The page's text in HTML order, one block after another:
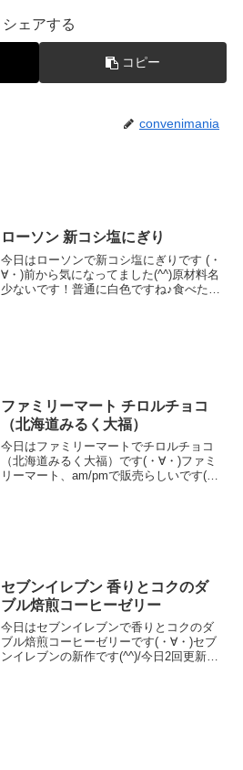
シェアする
コピー
convenimania
ローソン 新コシ塩にぎり
今日はローソンで新コシ塩にぎりです (・
∀・)前から気になってました(^^)原材料名
少ないです！普通に白色ですね♪食べた評
ファミリーマート チロルチョコ
（北海道みるく大福）
今日はファミリーマートでチロルチョコ
（北海道みるく大福）です(・∀・)ファミ
リーマート、am/pmで販売らしいです(^^)
セブンイレブン 香りとコクのダ
ブル焙煎コーヒーゼリー
今日はセブンイレブンで香りとコクのダ
ブル焙煎コーヒーゼリーです(・∀・)セブ
ンイレブンの新作です(^^)/今日2回更新の